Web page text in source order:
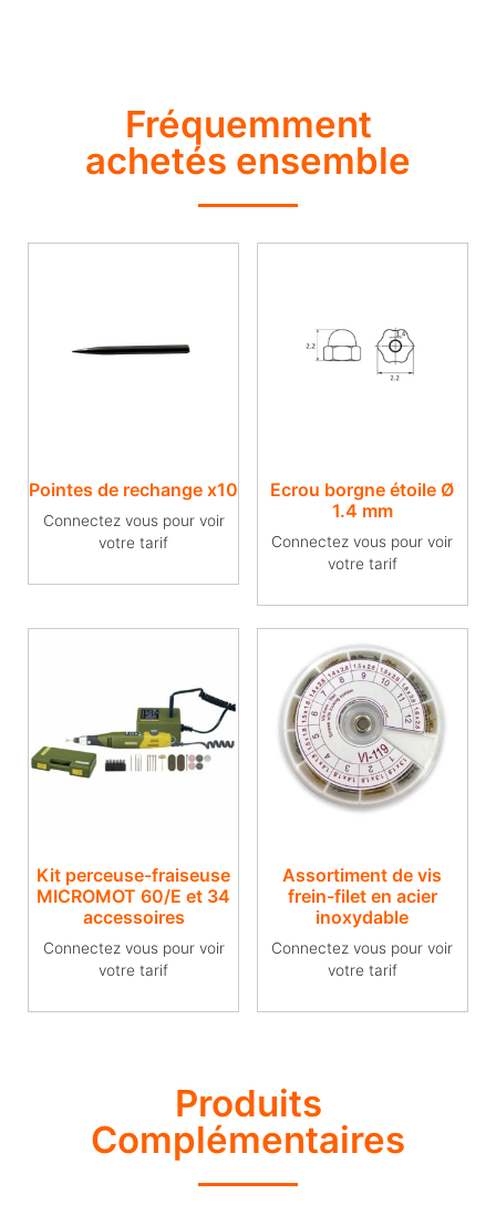
Fréquemment
achetés ensemble
Pointes de rechange x10
Connectez vous pour voir
votre tarif
Ecrou borgne étoile Ø
1.4 mm
Connectez vous pour voir
votre tarif
Kit perceuse-fraiseuse
MICROMOT 60/E et 34
accessoires
Connectez vous pour voir
votre tarif
Assortiment de vis
frein-filet en acier
inoxydable
Connectez vous pour voir
votre tarif
Produits
Complémentaires